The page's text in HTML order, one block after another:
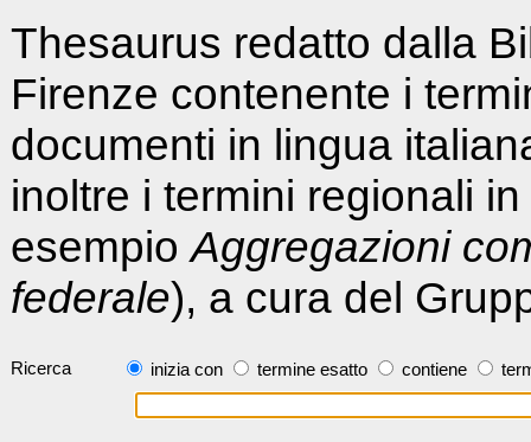
Thesaurus redatto dalla
Firenze contenente i
documenti in lingua
inoltre i termini regionali
esempioAggregazioni
federale), a cura del
Ricerca inizia con termine esatto contiene